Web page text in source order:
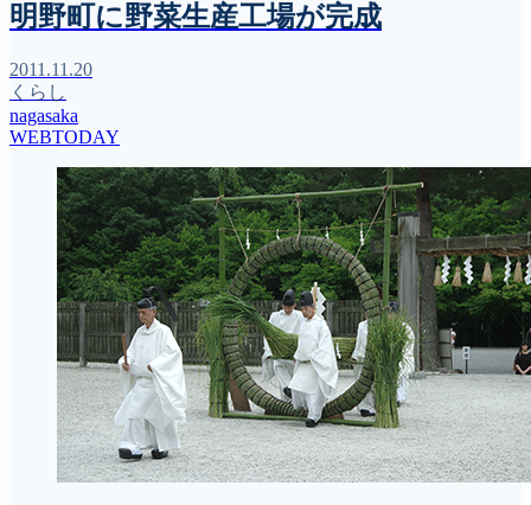
明野町に野菜生産工場が完成
2011.11.20
くらし
nagasaka
WEBTODAY